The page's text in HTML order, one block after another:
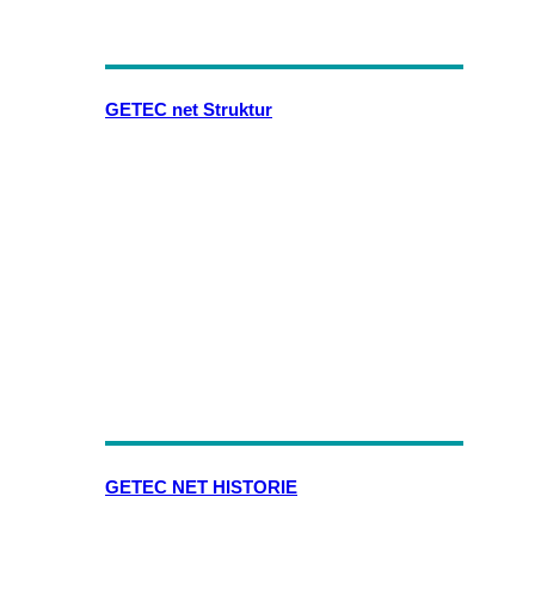
GETEC net Struktur
GETEC NET HISTORIE